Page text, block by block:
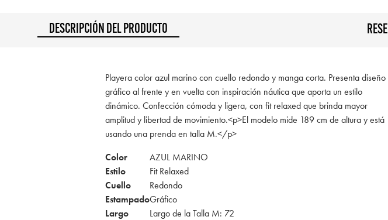
DESCRIPCIÓN DEL PRODUCTO
Playera color azul marino con cuello redondo y manga corta. Presenta diseño
gráfico al frente y en vuelta con inspiración náutica que aporta un estilo
dinámico. Confección cómoda y ligera, con fit relaxed que brinda mayor
amplitud y libertad de movimiento.<p>El modelo mide 189 cm de altura y está
usando una prenda en talla M.</p>
Color
AZUL MARINO
Estilo
Fit Relaxed
Cuello
Redondo
EstampadoGráfico
Largo
Largo de la Talla M: 72